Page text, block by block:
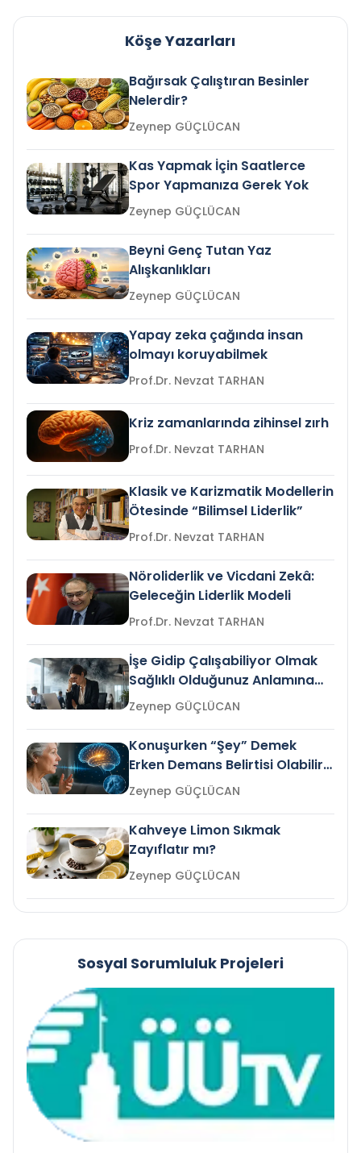
Köşe Yazarları
Bağırsak Çalıştıran Besinler
Nelerdir?
Zeynep GÜÇLÜCAN
Kas Yapmak İçin Saatlerce
Spor Yapmanıza Gerek Yok
Zeynep GÜÇLÜCAN
Beyni Genç Tutan Yaz
Alışkanlıkları
Zeynep GÜÇLÜCAN
Yapay zeka çağında insan
olmayı koruyabilmek
Prof.Dr. Nevzat TARHAN
Kriz zamanlarında zihinsel zırh
Prof.Dr. Nevzat TARHAN
Klasik ve Karizmatik Modellerin
Ötesinde “Bilimsel Liderlik”
Prof.Dr. Nevzat TARHAN
Nöroliderlik ve Vicdani Zekâ:
Geleceğin Liderlik Modeli
Prof.Dr. Nevzat TARHAN
İşe Gidip Çalışabiliyor Olmak
Sağlıklı Olduğunuz Anlamına
Gelir mi?Zeynep GÜÇLÜCAN
Konuşurken “Şey” Demek
Erken Demans Belirtisi Olabilir
mi?
Zeynep GÜÇLÜCAN
Kahveye Limon Sıkmak
Zayıflatır mı?
Zeynep GÜÇLÜCAN
Sosyal Sorumluluk Projeleri